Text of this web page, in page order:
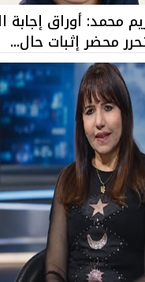
الـ4% ريم محمد: أوراق
محضر إثبات حال...